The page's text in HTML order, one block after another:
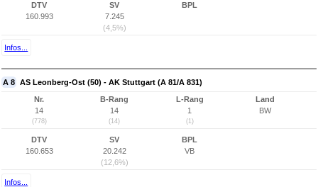
DTV
160.993
SV
7.245
(4,5%)
BPL
Infos...
A 8 AS Leonberg-Ost (50) - AK Stuttgart (A 81/A 831)
Nr.
14
(778)
B-Rang
14
(14)
L-Rang
1
(1)
Land
BW
DTV
160.653
SV
20.242
(12,6%)
BPL
VB
Infos...